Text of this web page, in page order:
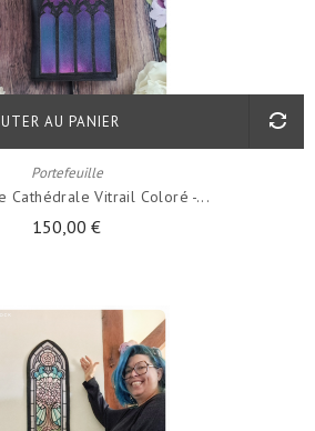
Portefeuille
Cathédrale Vitrail Coloré -...
150,00 €
AU PANIER